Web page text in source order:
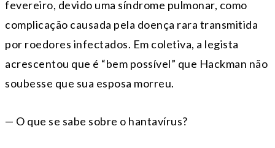
fevereiro, devido uma síndrome pulmonar, como
complicação causada pela doença rara transmitida
por roedores infectados. Em coletiva, a legista
acrescentou que é “bem possível” que Hackman não
soubesse que sua esposa morreu.
— O que se sabe sobre o hantavírus?